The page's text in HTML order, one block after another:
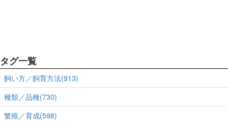
タグ一覧
飼い方／飼育方法(913)
種類／品種(730)
繁殖／育成(598)